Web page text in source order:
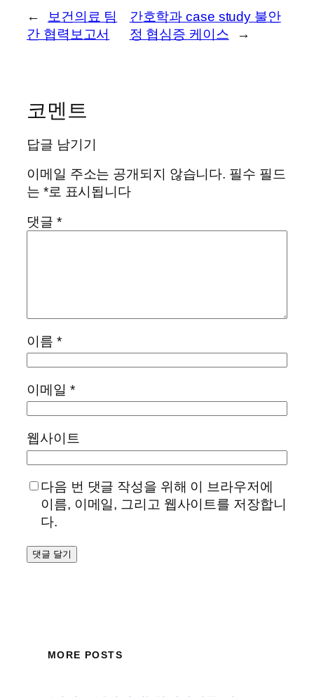
←
보건의료 팀
간 협력보고서
간호학과 case study 불안
정 협심증 케이스
→
코멘트
답글 남기기
이메일 주소는 공개되지 않습니다. 필수 필드
는 *로 표시됩니다
댓글 *
이름 *
이메일 *
웹사이트
다음 번 댓글 작성을 위해 이 브라우저에
이름, 이메일, 그리고 웹사이트를 저장합니
다.
MORE POSTS